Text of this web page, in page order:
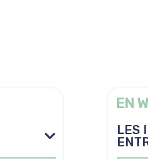
EN
LES